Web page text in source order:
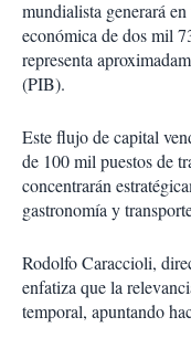
mundialista generará
económica de dos mil
representa
(PIB).
Este flujo de capital
de 100 mil puestos de
concentrarán
gastronomía y
Rodolfo Caraccioli,
enfatiza que la
temporal, apuntando